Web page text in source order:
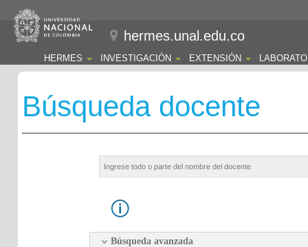
hermes.unal.edu.co
HERMES INVESTIGACIÓN EXTENSIÓN
Búsqueda docente
Búsqueda avanzada